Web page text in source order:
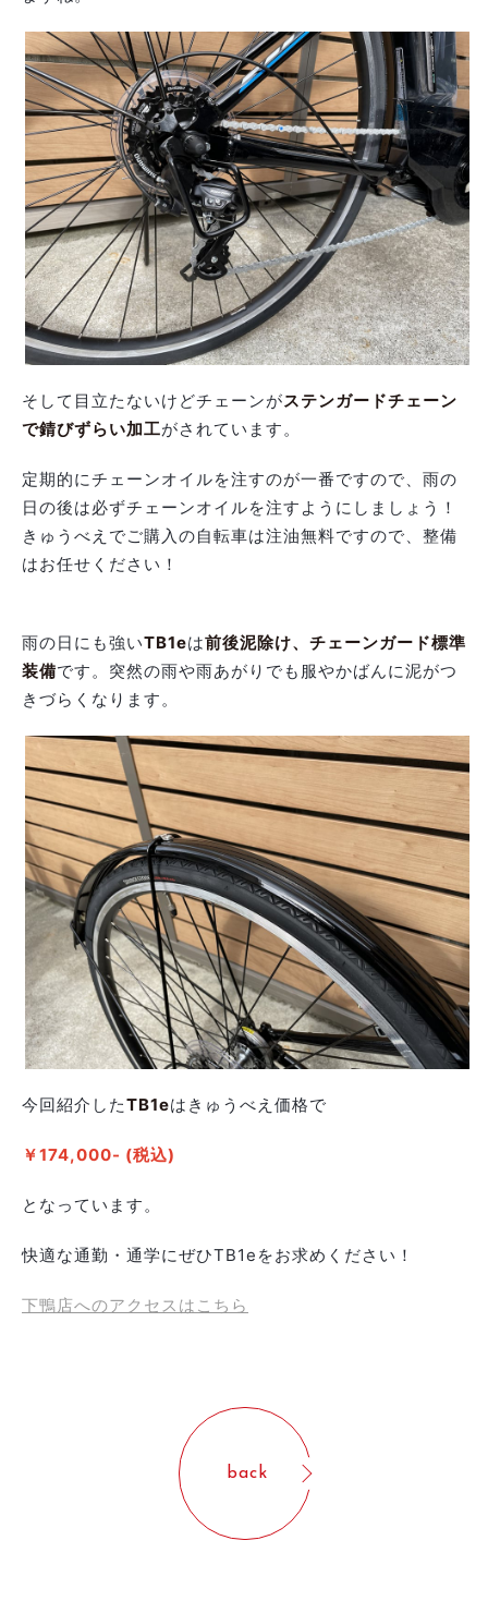
そして目立たないけどチェーンがステンガードチェーン
で錆びずらい加工がされています。
定期的にチェーンオイルを注すのが一番ですので、雨の
日の後は必ずチェーンオイルを注すようにしましょう！
きゅうべえでご購入の自転車は注油無料ですので、整備
はお任せください！
雨の日にも強いTB1eは前後泥除け、チェーンガード標準
装備です。突然の雨や雨あがりでも服やかばんに泥がつ
きづらくなります。
今回紹介したTB1eはきゅうべえ価格で
￥174,000- (税込)
となっています。
快適な通勤・通学にぜひTB1eをお求めください！
下鴨店へのアクセスはこちら
back